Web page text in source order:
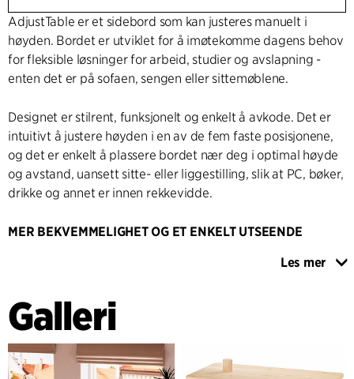
AdjustTable er et sidebord som kan justeres manuelt i
høyden. Bordet er utviklet for å imøtekomme dagens behov
for fleksible løsninger for arbeid, studier og avslapning -
enten det er på sofaen, sengen eller sittemøblene.
Designet er stilrent, funksjonelt og enkelt å avkode. Det er
intuitivt å justere høyden i en av de fem faste posisjonene,
og det er enkelt å plassere bordet nær deg i optimal høyde
og avstand, uansett sitte- eller liggestilling, slik at PC, bøker,
drikke og annet er innen rekkevidde.
MER BEKVEMMELIGHET OG ET ENKELT UTSEENDE
Sidebordet AdjustTable har et enkelt og upretensiøst
raskt og er lett tilgjengelig. Det enkle designet får en vri
med den gjennomgående rundstokken som fortsetter opp
gjennom bordplaten. Bordet fås i natur og i to forskjellige
farger, som er påført på en måte som fremhever furutreets
Les mer
Galleri